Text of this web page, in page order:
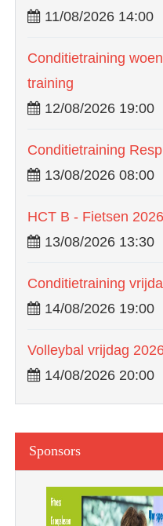
11/08/2026 14:00
Conditietraining
training
12/08/2026 19:00
Conditietraining
13/08/2026 08:00
HCT B - Fietsen
13/08/2026 13:30
Conditietraining
14/08/2026 19:00
Volleybal vrijdag
14/08/2026 20:00
Sponsors